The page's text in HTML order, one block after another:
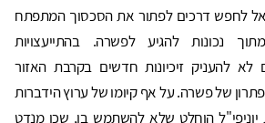
ישראל לחפש דרכים לפתור את הסכסוך המתפתח
נכונות להגיע לפשרה. בהתייעצויות
לא להעניק זיכיונות חדשים בקרבת האזור
של פשרה. על אף קיומו של ערוץ הידברות
יוניפי"ל הוחלט שלא להשתמש בו, שכן מנדט